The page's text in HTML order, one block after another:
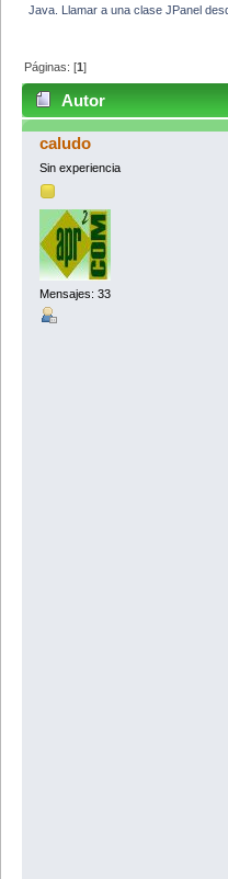
Java. Llamar a una clase JPanel
Páginas: [1]
Autor
JFrame.Duda (Leído
caludo
Sin experiencia
Mensajes: 33